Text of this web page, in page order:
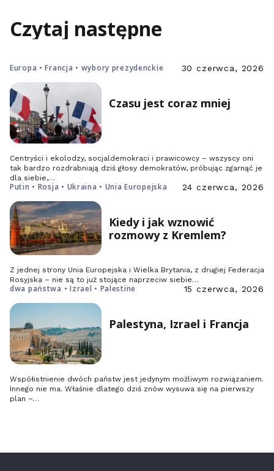
Czytaj następne
Europa • Francja • wybory prezydenckie 30 czerwca, 2026
Czasu jest coraz mniej
Centryści i ekolodzy, socjaldemokraci i prawicowcy – wszyscy oni
tak bardzo rozdrabniają dziś głosy demokratów, próbując zgarnąć je
dla siebie,…
Putin • Rosja • Ukraina • Unia Europejska 24 czerwca, 2026
Kiedy i jak wznowić
rozmowy z Kremlem?
Z jednej strony Unia Europejska i Wielka Brytania, z drugiej Federacja
Rosyjska – nie są to już stojące naprzeciw siebie…
dwa państwa • Izrael • Palestine 15 czerwca, 2026
Palestyna, Izrael i Francja
Współistnienie dwóch państw jest jedynym możliwym rozwiązaniem.
Innego nie ma. Właśnie dlatego dziś znów wysuwa się na pierwszy
plan –…